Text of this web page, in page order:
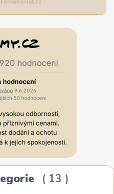
13